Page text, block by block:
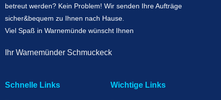
betreut werden? Kein Problem! Wir senden Ihre Aufträge
sicher&bequem zu Ihnen nach Hause.
Viel Spaß in Warnemünde wünscht Ihnen
Ihr Warnemünder Schmuckeck
Schnelle Links Wichtige Links